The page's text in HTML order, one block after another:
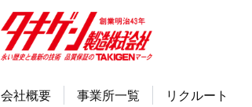
会社概要 事業所一覧 リクルート